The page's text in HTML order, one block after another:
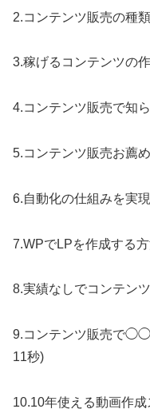
2.コンテンツ販売の種
3.稼げるコンテンツの
4.コンテンツ販売で知
5.コンテンツ販売お薦
6.自動化の仕組みを実
7.WPでLPを作成する
8.実績なしでコンテン
9.コンテンツ販売で◯◯
11秒)
10.10年使える動画作